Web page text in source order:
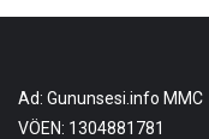
Ad: Gununsesi.info MMC
VÖEN: 1304881781